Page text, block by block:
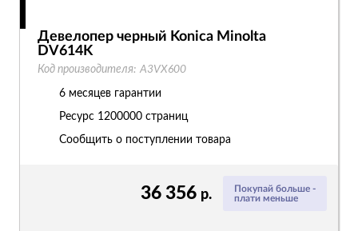
Покупай больше -
плати меньше
36 356 р.
Девелопер черный Konica Minolta
DV614K
Код производителя: A3VX600
6 месяцев гарантии
Ресурс 1200000 страниц
Сообщить о поступлении товара